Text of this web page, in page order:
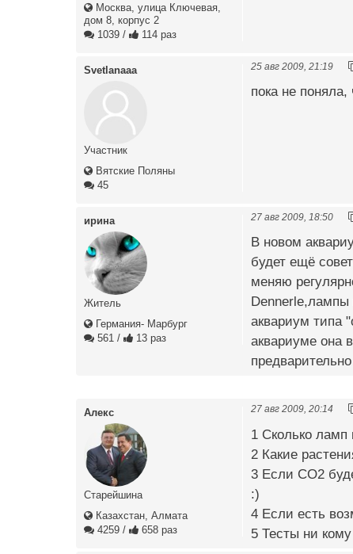
Москва, улица Ключевая,
дом 8, корпус 2
1039 / 114 раз
Svetlanaaa
Участник
Вятские Поляны
45
25 авг 2009, 21:19
пока не
ирина
Житель
Германия- Марбург
561 / 13 раз
27 авг 2009, 18:50
В новом
будет ещё
меняю
Dennerle,лампы
аквариум типа
аквариуме она
Алекс
Старейшина
Казахстан, Алмата
4259 / 658 раз
27 авг 2009, 20:14
1 Сколько ламп
2 Какие
3 Если СО2
:)
4 Если есть
5 Тесты ни